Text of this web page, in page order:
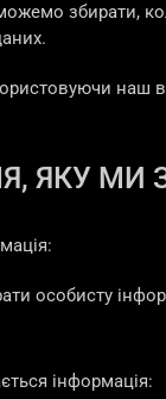
збирати,
наш
ЯКУ МИ
особисту
інформація: